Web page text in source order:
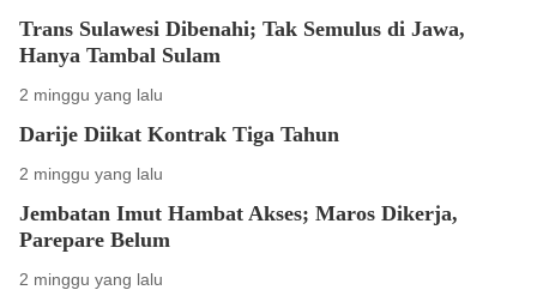
Trans Sulawesi Dibenahi; Tak Semulus di Jawa,
Hanya Tambal Sulam
2 minggu yang lalu
Darije Diikat Kontrak Tiga Tahun
2 minggu yang lalu
Jembatan Imut Hambat Akses; Maros Dikerja,
Parepare Belum
2 minggu yang lalu